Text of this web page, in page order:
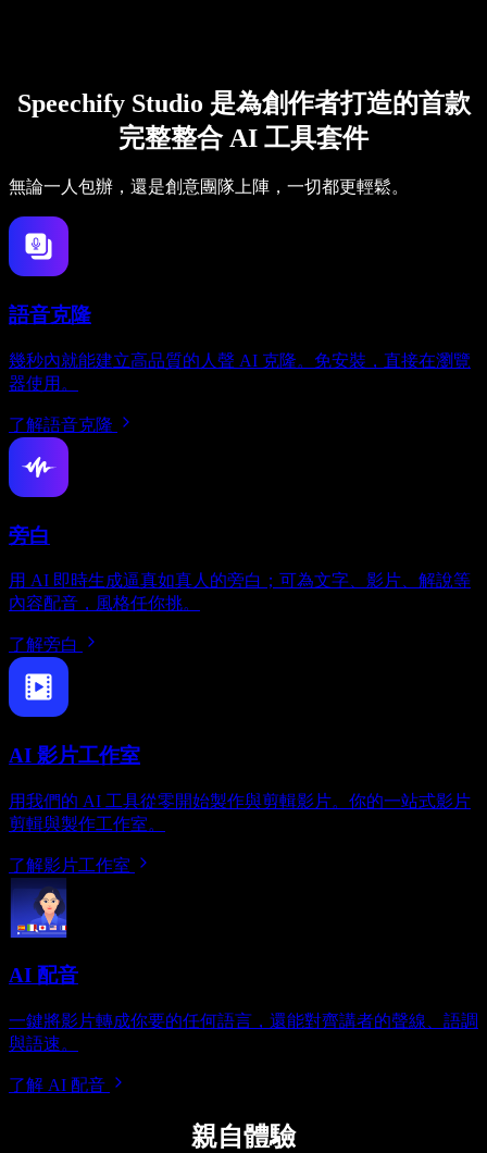
Speechify Studio 是為創作者打造的首款
完整整合 AI 工具套件
無論一人包辦，還是創意團隊上陣，一切都更輕鬆。
語音克隆
幾秒內就能建立高品質的人聲 AI 克隆。免安裝，直接在瀏覽
器使用。
了解語音克隆
旁白
用 AI 即時生成逼真如真人的旁白；可為文字、影片、解說等
內容配音，風格任你挑。
了解旁白
AI 影片工作室
用我們的 AI 工具從零開始製作與剪輯影片。你的一站式影片
剪輯與製作工作室。
了解影片工作室
AI 配音
一鍵將影片轉成你要的任何語言，還能對齊講者的聲線、語調
與語速。
了解 AI 配音
親自體驗